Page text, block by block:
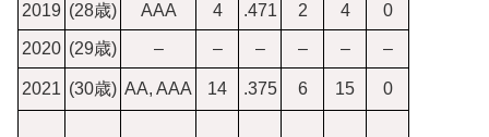
2019 (28歳) AAA 4 .471 2 4 0
2020 (29歳) – – – – – –
2021 (30歳) AA, AAA 14 .375 6 15 0